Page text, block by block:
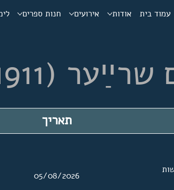
עמוד בית אודות אירועים חנות ספרים
(1911 – 1994)
תאריך
05/08/2026